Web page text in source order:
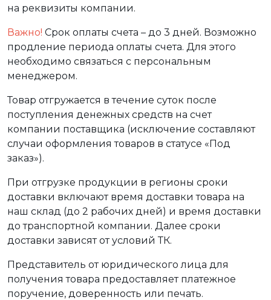
на реквизиты компании.
Важно! Срок оплаты счета – до 3 дней. Возможно
продление периода оплаты счета. Для этого
необходимо связаться с персональным
менеджером.
Товар отгружается в течение суток после
поступления денежных средств на счет
компании поставщика (исключение составляют
случаи оформления товаров в статусе «Под
заказ»).
При отгрузке продукции в регионы сроки
доставки включают время доставки товара на
наш склад (до 2 рабочих дней) и время доставки
до транспортной компании. Далее сроки
доставки зависят от условий ТК.
Представитель от юридического лица для
получения товара предоставляет платежное
поручение, доверенность или печать.